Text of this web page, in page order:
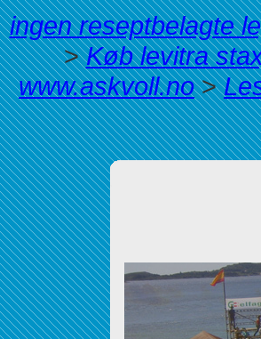
ingen reseptbelagte
>Køb levitra
www.askvoll.no>